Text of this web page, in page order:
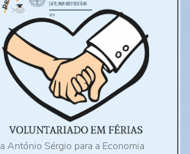
António Sérgio para a Economia